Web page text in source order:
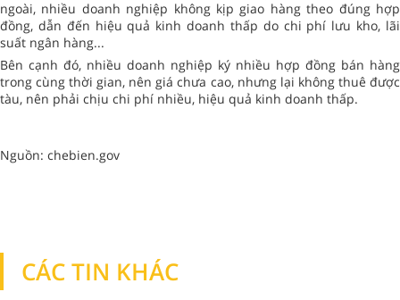
ngoài, nhiều doanh nghiệp không kịp giao hàng theo đúng hợp
đồng, dẫn đến hiệu quả kinh doanh thấp do chi phí lưu kho, lãi
suất ngân hàng...
Bên cạnh đó, nhiều doanh nghiệp ký nhiều hợp đồng bán hàng
trong cùng thời gian, nên giá chưa cao, nhưng lại không thuê được
tàu, nên phải chịu chi phí nhiều, hiệu quả kinh doanh thấp.
Nguồn: chebien.gov
CÁC TIN KHÁC